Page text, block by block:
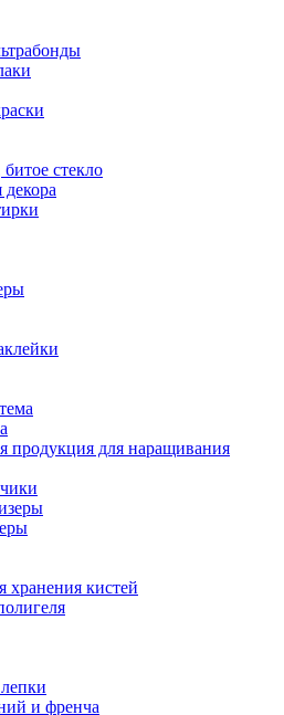
стекло
продукция для наращивания
хранения кистей
и френча